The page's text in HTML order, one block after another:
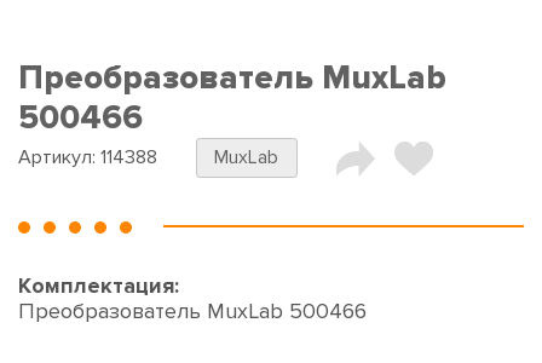
Преобразователь MuxLab
500466
Артикул: 114388 MuxLab
Комплектация:
Преобразователь MuxLab 500466